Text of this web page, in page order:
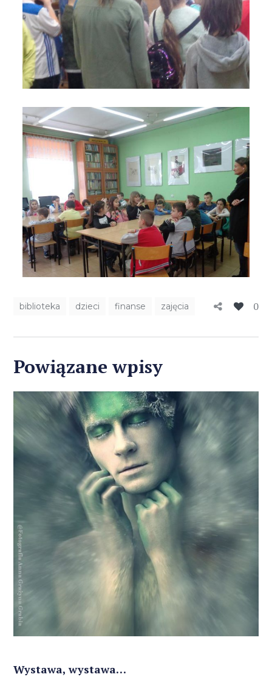
biblioteka dzieci finanse zajęcia 0
Powiązane wpisy
Wystawa, wystawa…